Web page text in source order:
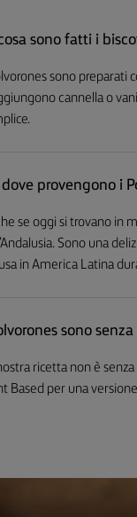
sono fatti i
sono preparati
cannella o
dove provengono i
se oggi si trovano in
Sono una
in America Latina
sono
ricetta non è
Based per una